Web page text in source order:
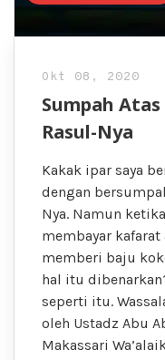
Okt 08, 2020
Sumpah
Rasul-Nya
Kakak ipar saya
dengan
Nya. Namun
membayar kafarat
memberi baju
hal itu
seperti itu.
oleh Ustadz Abu
Makassari